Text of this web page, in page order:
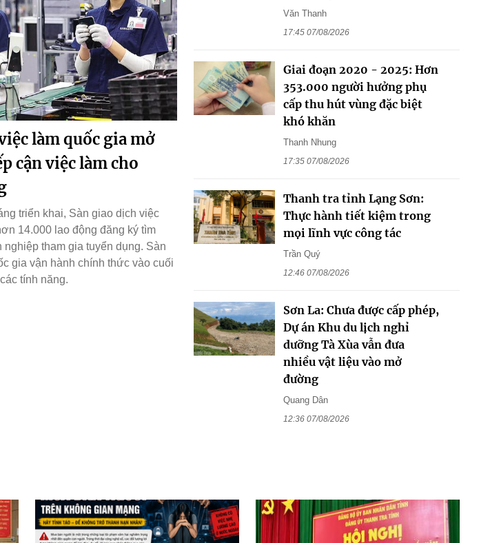
làm quốc gia mở
cận việc làm cho
triển khai, Sàn giao dịch việc
14.000 lao động đăng ký tìm
nghiệp tham gia tuyển dụng. Sàn
gia vận hành chính thức vào cuối
tính năng.
Văn Thanh
17:45 07/08/2026
Giai đoạn 2020 - 2025: Hơn
353.000 người hưởng phụ
cấp thu hút vùng đặc biệt
khó khăn
Thanh Nhung
17:35 07/08/2026
Thanh tra tỉnh Lạng Sơn:
Thực hành tiết kiệm trong
mọi lĩnh vực công tác
Trần Quý
12:46 07/08/2026
Sơn La: Chưa được cấp phép,
Dự án Khu du lịch nghỉ
dưỡng Tà Xùa vẫn đưa
nhiều vật liệu vào mở
đường
Quang Dân
12:36 07/08/2026